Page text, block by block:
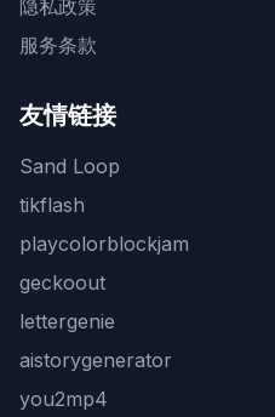
隐私政策
服务条款
友情链接
Sand Loop
tikflash
playcolorblockjam
geckoout
lettergenie
aistorygenerator
you2mp4